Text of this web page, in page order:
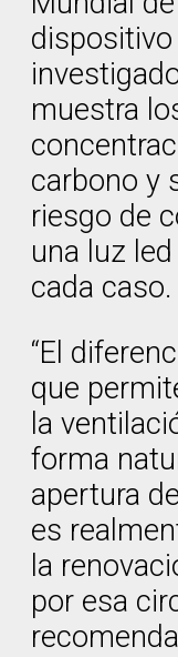
muestra
carbono y
riesgo de
una luz
cada caso.
“El
que
la
forma
apertura
es
la
por esa